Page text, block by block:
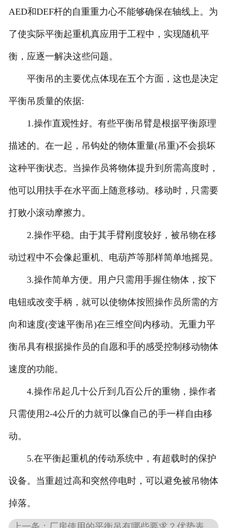
AED和DEF杆的自重重力心不能够确保在轴线上。为
了使实际平衡起重机真应用于工程中，实现随机平
衡，应逐一解决这些问题。
平衡吊的主要优点体现在五个方面，这也是决定
平衡吊质量的依据:
1.操作直观性好。有些平衡吊臂是根据平衡原理
描述的。在一起，吊钩处的物体重量(吊重)不会损坏
这种平衡状态。当操作员将物体提升到所需高度时，
他可以用扶手在水平面上随意移动。移动时，只需要
打败小滚动摩擦力。
2.操作平稳。由于其手臂刚度较好，被吊物在移
动过程中不会像起重机、电葫芦等那样简单地摇晃。
3.操作简单方便。用户只需用手握住物体，按下
电钮或改变手柄，就可以使物体按照操作员所需的方
向和速度(变速平衡吊)在三维空间内移动。无重力平
衡吊具有根据操作员的自愿和手的感受控制移动物体
速度的功能。
4.操作吊起几十公斤到几百公斤的重物，操作者
只需使用2-4公斤的力就可以像自己的手一样自由移
动。
5.在平衡起重机的传动系统中，有超载时的保护
设备。当重超过高和突然停电时，可以避免被吊物体
掉落。